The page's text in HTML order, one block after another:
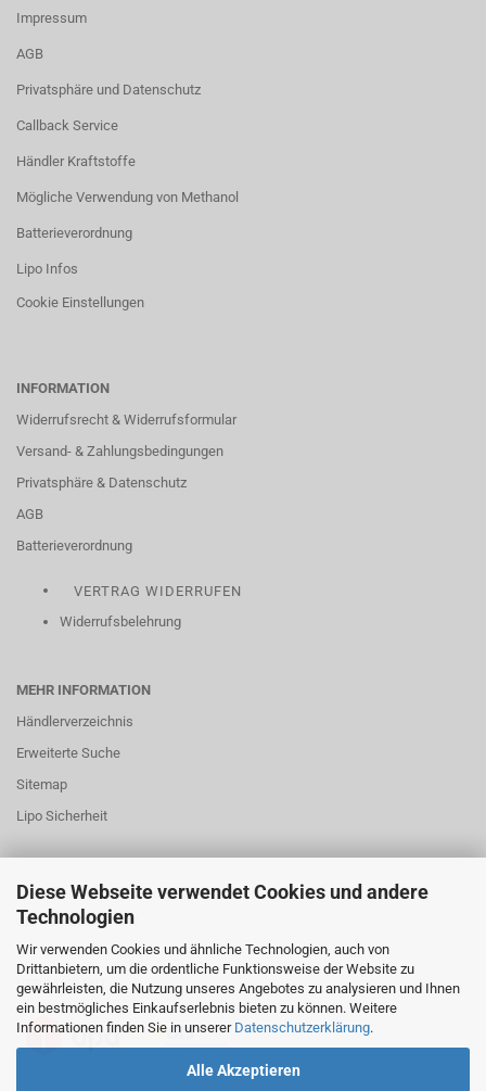
Diese Webseite verwendet Cookies und andere
Technologien
Wir verwenden Cookies und ähnliche Technologien, auch von
Drittanbietern, um die ordentliche Funktionsweise der Website zu
gewährleisten, die Nutzung unseres Angebotes zu analysieren und Ihnen
ein bestmögliches Einkaufserlebnis bieten zu können. Weitere
Informationen finden Sie in unserer Datenschutzerklärung.
Alle Akzeptieren
Impressum
AGB
Privatsphäre und Datenschutz
Callback Service
Händler Kraftstoffe
Mögliche Verwendung von Methanol
Batterieverordnung
Lipo Infos
Cookie Einstellungen
INFORMATION
Widerrufsrecht & Widerrufsformular
Versand- & Zahlungsbedingungen
Privatsphäre & Datenschutz
AGB
Batterieverordnung
VERTRAG WIDERRUFEN
Widerrufsbelehrung
MEHR INFORMATION
Händlerverzeichnis
Erweiterte Suche
Sitemap
Lipo Sicherheit
SICHER BEZAHLEN
VERSAND MIT